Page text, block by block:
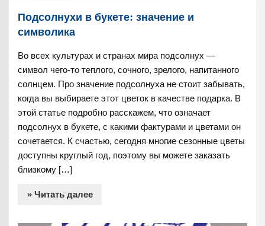
Подсолнухи в букете: значение и
символика
Во всех культурах и странах мира подсолнух —
символ чего-то теплого, сочного, зрелого, напитанного
солнцем. Про значение подсолнуха не стоит забывать,
когда вы выбираете этот цветок в качестве подарка. В
этой статье подробно расскажем, что означает
подсолнух в букете, с какими фактурами и цветами он
сочетается. К счастью, сегодня многие сезонные цветы
доступны круглый год, поэтому вы можете заказать
близкому […]
» Читать далее